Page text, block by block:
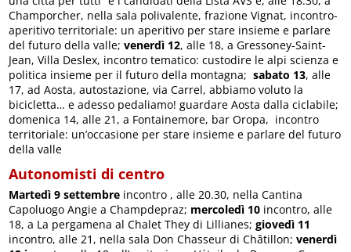
Champorcher, nella sala polivalente, frazione Vignat, incontro-
aperitivo territoriale: un aperitivo per stare insieme e parlare
del futuro della valle;venerdì 12, alle 18, a Gressoney-Saint-
Jean, Villa Deslex, incontro tematico: custodire le alpi scienza e
politica insieme per il futuro della montagna; sabato 13, alle
17, ad Aosta, autostazione, via Carrel, abbiamo voluto la
bicicletta… e adesso pedaliamo! guardare Aosta dalla ciclabile;
domenica 14, alle 21, a Fontainemore, bar Oropa, incontro
territoriale: un’occasione per stare insieme e parlare del futuro
della valle
Autonomisti di centro
Martedì 9 settembre incontro , alle 20.30, nella Cantina
Capoluogo Angie a Champdepraz; mercoledì 10 incontro, alle
18, a La pergamena al Chalet They di Lillianes;giovedì 11
incontro, alle 21, nella sala Don Chasseur di Châtillon;venerdì